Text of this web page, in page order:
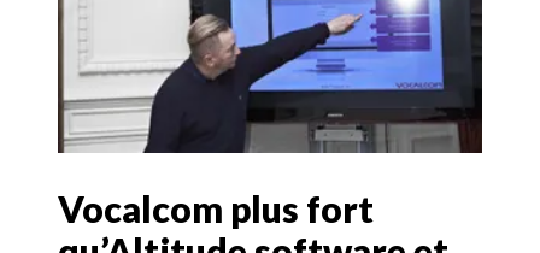
Vocalcom plus fort